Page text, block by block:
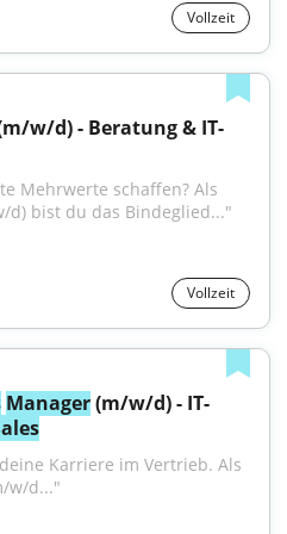
Vollzeit
w/d) - Beratung & IT-
Mehrwerte schaffen? Als
d) bist du das Bindeglied..."
Vollzeit
Manager (m/w/d) - IT-
Karriere im Vertrieb. Als
w/d..."